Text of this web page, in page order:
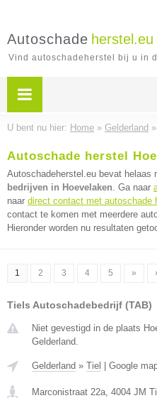
Autoschade herstel.eu
Vind autoschadeherstel bij u in
U bent nu hier: Home » Gelderland »
Autoschade herstel
Autoschadeherstel.eu bevat helaas
bedrijven in Hoevelaken. Ga naar
naar direct contact met autoschade
contact te komen met meerdere
Hieronder worden nu resultaten
1 2 3 4 5 »
Tiels Autoschadebedrijf (TAB)
Niet gevestigd in de plaats
Gelderland.
Gelderland » Tiel Google
Marconistraat 22a, 4004 JM